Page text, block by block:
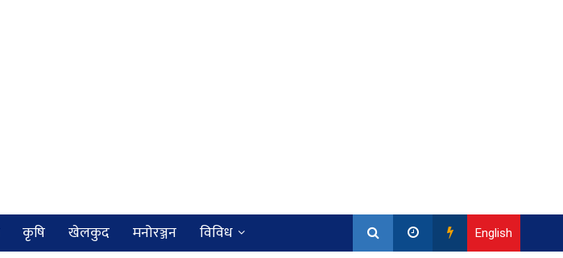
कृषि खेलकुद मनोरञ्जन विविध English